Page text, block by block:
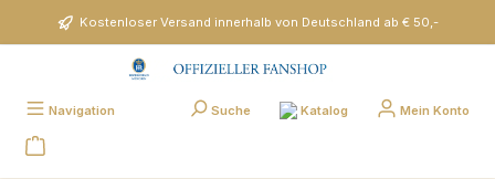
Zum Hauptinhalt springenKostenloser Versand innerhalb von Deutschland ab € 50,-
Navigation Suche Katalog Mein Konto